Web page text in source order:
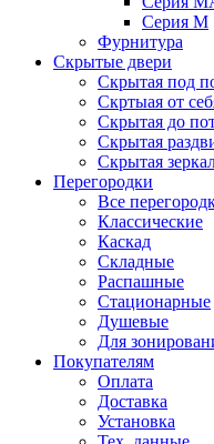
Серия M
Фурнитура
Скрытые двери
Скрытая под
Скртыая от
Скрытая до
Скрытая
Скрытая
Перегородки
Все
Классические
Каскад
Складные
Распашные
Стационарные
Душевые
Для
Покупателям
Оплата
Доставка
Установка